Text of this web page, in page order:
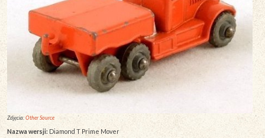
Zdjęcia:Other Source
Nazwa wersji: Diamond T Prime Mover